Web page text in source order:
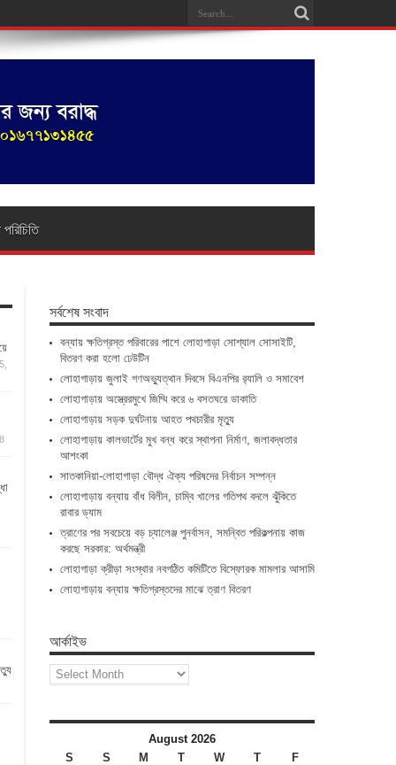
সর্বশেষ সংবাদ
বন্যায় ক্ষতিগ্রস্ত পরিবারের পাশে লোহাগাড়া সোশ্যাল সোসাইটি,
বিতরণ করা হলো ঢেউটিন
লোহাগাড়ায় জুলাই গণঅভ্যুত্থান দিবসে বিএনপির র‌্যালি ও সমাবেশ
লোহাগাড়ায় অস্ত্রেরমুখে জিম্মি করে ৬ বসতঘরে ডাকাতি
লোহাগাড়ায় সড়ক দুর্ঘটনায় আহত পথচারীর মৃত্যু
লোহাগাড়ায় কালভার্টের মুখ বন্ধ করে স্থাপনা নির্মাণ, জলাবদ্ধতার
আশংকা
সাতকানিয়া-লোহাগাড়া বৌদ্ধ ঐক্য পরিষদের নির্বাচন সম্পন্ন
লোহাগাড়ায় বন্যায় বাঁধ বিলীন, চাম্বি খালের গতিপথ বদলে ঝুঁকিতে
রাবার ড্যাম
ত্রাণের পর সবচেয়ে বড় চ্যালেঞ্জ পুনর্বাসন, সমন্বিত পরিকল্পনায় কাজ
করছে সরকার: অর্থমন্ত্রী
লোহাগাড়া ক্রীড়া সংস্থার নবগঠিত কমিটিতে বিস্ফোরক মামলার আসামি
লোহাগাড়ায় বন্যায় ক্ষতিগ্রস্তদের মাঝে ত্রাণ বিতরণ
আর্কাইভ
আর্কাইভ
August 2026
S
S M T W T
F